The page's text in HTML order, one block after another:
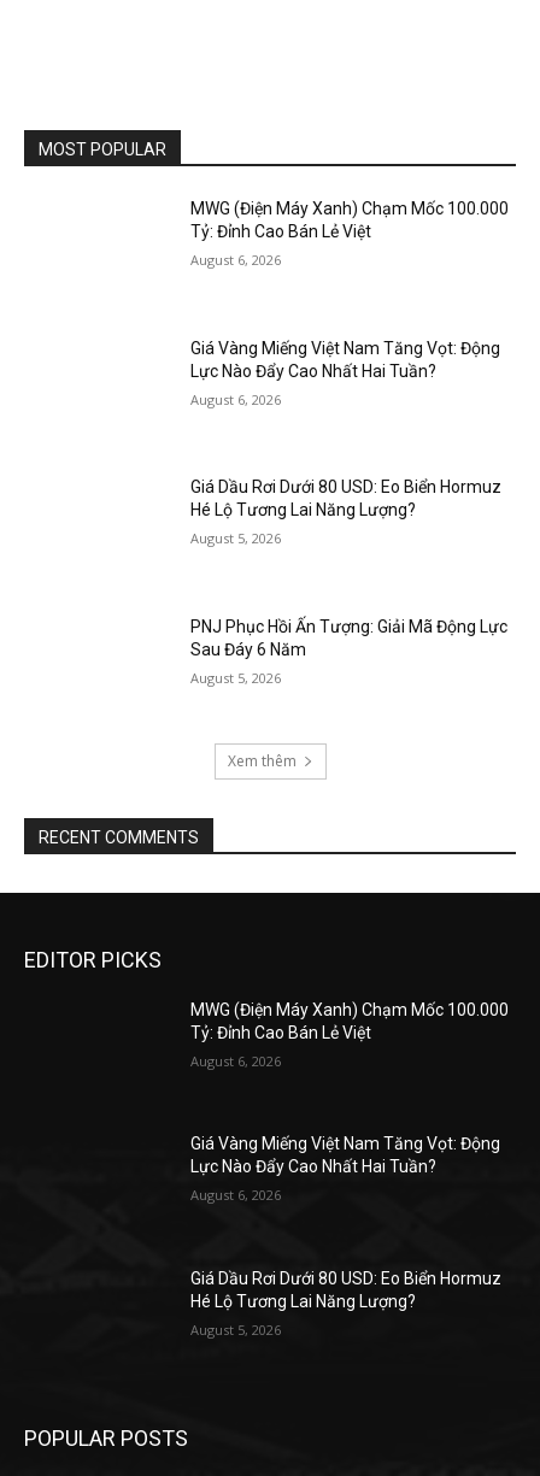
MOST POPULAR
MWG (Điện Máy Xanh) Chạm Mốc 100.000
Tỷ: Đỉnh Cao Bán Lẻ Việt
August 6, 2026
Giá Vàng Miếng Việt Nam Tăng Vọt: Động
Lực Nào Đẩy Cao Nhất Hai Tuần?
August 6, 2026
Giá Dầu Rơi Dưới 80 USD: Eo Biển Hormuz
Hé Lộ Tương Lai Năng Lượng?
August 5, 2026
PNJ Phục Hồi Ấn Tượng: Giải Mã Động Lực
Sau Đáy 6 Năm
August 5, 2026
Xem thêm
RECENT COMMENTS
EDITOR PICKS
MWG (Điện Máy Xanh) Chạm Mốc 100.000
Tỷ: Đỉnh Cao Bán Lẻ Việt
August 6, 2026
Giá Vàng Miếng Việt Nam Tăng Vọt: Động
Lực Nào Đẩy Cao Nhất Hai Tuần?
August 6, 2026
Giá Dầu Rơi Dưới 80 USD: Eo Biển Hormuz
Hé Lộ Tương Lai Năng Lượng?
August 5, 2026
POPULAR POSTS